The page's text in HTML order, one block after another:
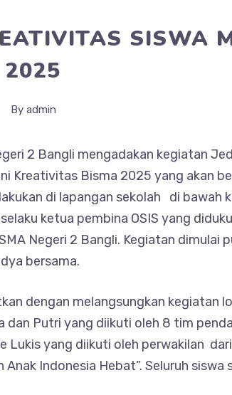
SISWA
By admin
2 Bangli mengadakan kegiatan
Kreativitas Bisma 2025 yang akan
di lapangan sekolah di bawah
selaku ketua pembina OSIS yang
Negeri 2 Bangli. Kegiatan dimulai
bersama.
dengan melangsungkan kegiatan
dan Putri yang diikuti oleh 8 tim
yang diikuti oleh perwakilan
Anak Indonesia Hebat”. Seluruh